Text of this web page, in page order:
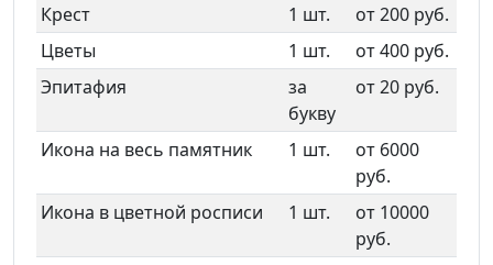
Крест
1 шт.
от 200 руб.
Цветы
1 шт.
от 400 руб.
Эпитафия
за
букву
от 20 руб.
Икона на весь памятник 1 шт.
от 6000
руб.
Икона в цветной росписи
1 шт.
от 10000
руб.